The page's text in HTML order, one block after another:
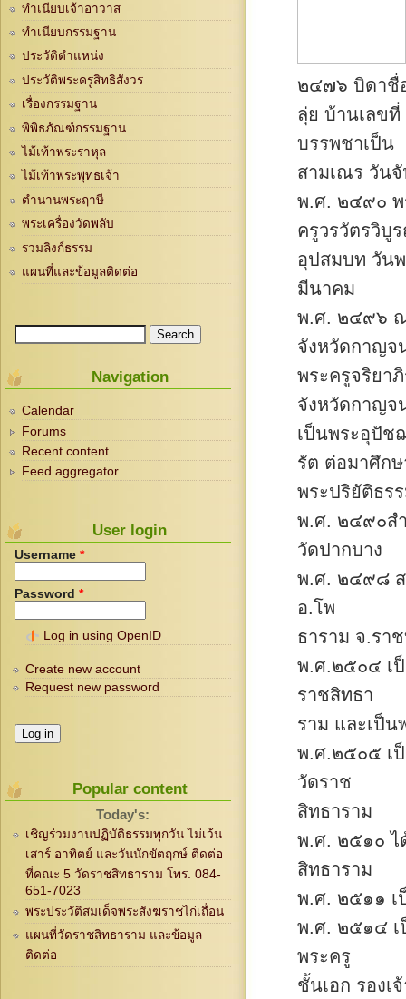
ทำเนียบเจ้าอาวาส
ทำเนียบกรรมฐาน
ประวัติตำแหน่ง
ประวัติพระครูสิทธิสังวร
เรื่องกรรมฐาน
พิพิธภัณฑ์กรรมฐาน
ไม้เท้าพระราหุล
ไม้เท้าพระพุทธเจ้า
ตำนานพระฤาษี
พระเครื่องวัดพลับ
รวมลิงก์ธรรม
แผนที่และข้อมูลติดต่อ
Navigation
Calendar
Forums
Recent content
Feed aggregator
User login
Username *
Password *
Log in using OpenID
Create new account
Request new password
Popular content
Today's:
เชิญร่วมงานปฏิบัติธรรมทุกวัน ไม่เว้น
เสาร์ อาทิตย์ และวันนักขัตฤกษ์ ติดต่อ
ที่คณะ 5 วัดราชสิทธาราม โทร. 084-
651-7023
พระประวัติสมเด็จพระสังฆราชไก่เถื่อน
แผนที่วัดราชสิทธาราม และข้อมูล
ติดต่อ
๒๔๗๖ บิดาชื่
ลุ่ย บ้านเลข
บรรพชาเป็น
สามเณร วัน
พ.ศ. ๒๔๙๐ พ
ครูวรวัตรวิบู
อุปสมบท วัน
มีนาคม
พ.ศ. ๒๔๙๖ ณ
จังหวัดกาญจ
พระครูจริยา
จังหวัดกาญจ
เป็นพระอุปัช
รัต ต่อมาศึกษ
พระปริยัติธร
พ.ศ. ๒๔๙๐ส
วัดปากบาง
พ.ศ. ๒๔๙๘ ส
อ.โพ
ธาราม จ.รา
พ.ศ.๒๕๐๔ เ
ราชสิทธา
ราม และเป็
พ.ศ.๒๕๐๕ เ
วัดราช
สิทธาราม
พ.ศ. ๒๕๑๐ ไ
สิทธาราม
พ.ศ. ๒๕๑๑ เ
พ.ศ. ๒๕๑๔ เ
พระครู
ชั้นเอก รองเ